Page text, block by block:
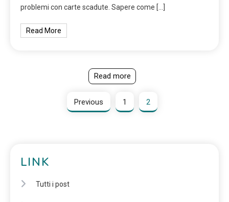
problemi con carte scadute. Sapere come […]
Read More
Read more
Previous 1 2
LINK
Tutti i post